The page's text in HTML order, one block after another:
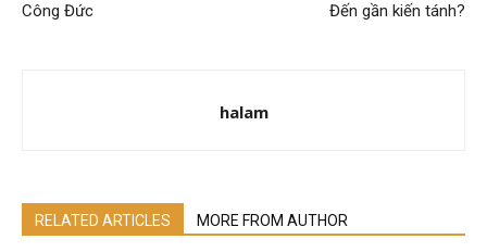
Công Đức Đến gần kiến tánh?
halam
RELATED ARTICLES MORE FROM AUTHOR